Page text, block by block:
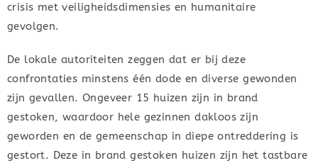
crisis met veiligheidsdimensies en humanitaire
gevolgen.
De lokale autoriteiten zeggen dat er bij deze
confrontaties minstens één dode en diverse gewonden
zijn gevallen. Ongeveer 15 huizen zijn in brand
gestoken, waardoor hele gezinnen dakloos zijn
geworden en de gemeenschap in diepe ontreddering is
gestort. Deze in brand gestoken huizen zijn het tastbare